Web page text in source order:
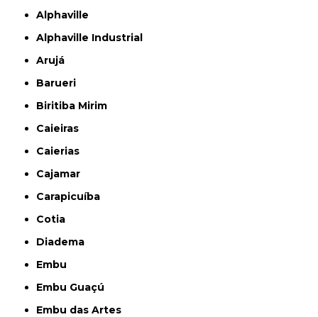
Alphaville
Alphaville Industrial
Arujá
Barueri
Biritiba Mirim
Caieiras
Caierias
Cajamar
Carapicuíba
Cotia
Diadema
Embu
Embu Guaçú
Embu das Artes